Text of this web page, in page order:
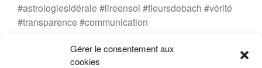
Gérer le consentement aux
cookies
#astrologiesidérale #lireensoi #fleursdebach #vérité
#transparence #communication
Crédit photo : @709am